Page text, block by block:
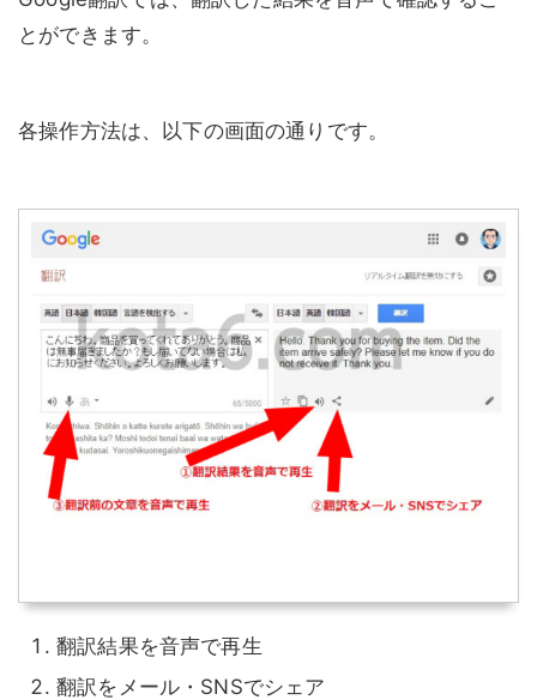
とができます。
各操作方法は、以下の画面の通りです。
翻訳結果を音声で再生
翻訳をメール・SNSでシェア